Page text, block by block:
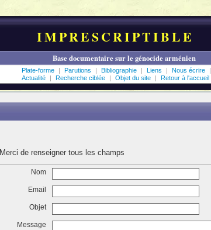
IMPRESCRIPTIBLE
Base documentaire sur le génocide arménien
Plate-forme | Parutions | Bibliographie | Liens | Nous écrire
|
Actualité
| Recherche ciblée | Objet du site | Retour à l'accueil
Merci de renseigner tous les champs
Nom
Email
Objet
Message